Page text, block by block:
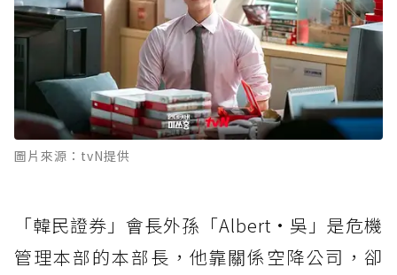
圖片來源：tvN提供
「韓民證券」會長外孫「Albert·吳」是危機
管理本部的本部長，他靠關係空降公司，卻